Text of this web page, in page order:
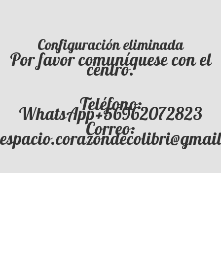
Configuración eliminada
Por favor comuníquese con el
centro.
Teléfono:
WhatsApp+56962072823
Correo: